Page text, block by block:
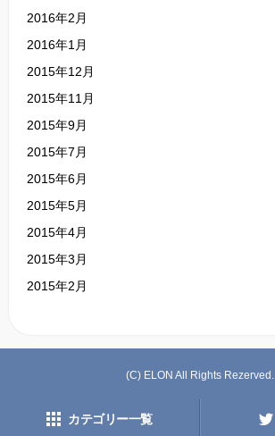
カテゴリー一覧
2016年2月
2016年1月
2015年12月
2015年11月
2015年9月
2015年7月
2015年6月
2015年5月
2015年4月
2015年3月
2015年2月
(C) ELON All Rights Rezerved.